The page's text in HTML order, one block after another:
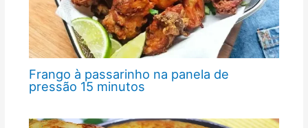
Frango à passarinho na panela de
pressão 15 minutos